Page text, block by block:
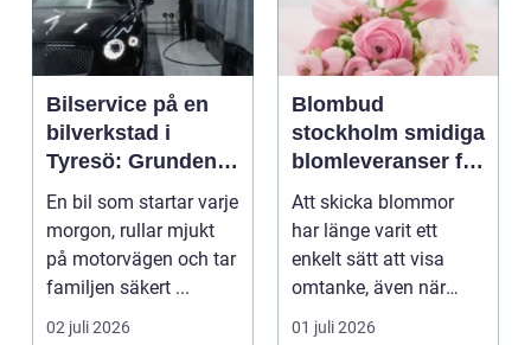
Bilservice på en
bilverkstad i
Tyresö: Grunden
för en trygg och
hållbar bilvardag
En bil som startar varje
morgon, rullar mjukt
på motorvägen och tar
familjen säkert ...
02 juli 2026
Blombud
stockholm smidiga
blomleveranser för
alla tillfällen
Att skicka blommor
har länge varit ett
enkelt sätt att visa
omtanke, även när
avståndet är stort ell...
01 juli 2026